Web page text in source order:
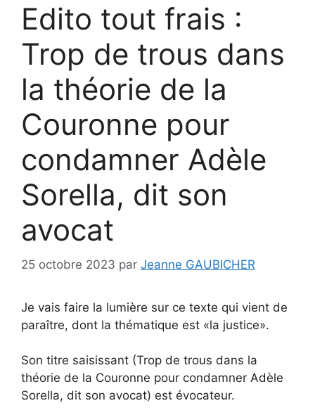
Edito tout frais :
Trop de trous dans
la théorie de la
Couronne pour
condamner Adèle
Sorella, dit son
avocat
25 octobre 2023 par Jeanne GAUBICHER
Je vais faire la lumière sur ce texte qui vient de
paraître, dont la thématique est «la justice».
Son titre saisissant (Trop de trous dans la
théorie de la Couronne pour condamner Adèle
Sorella, dit son avocat) est évocateur.